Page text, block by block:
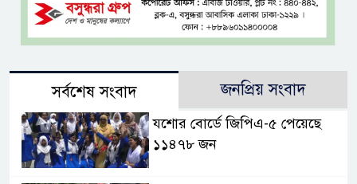
সর্বশেষ সংবাদ জনপ্রিয় সংবাদ
যশোর বোর্ডে জিপিএ-৫ পেয়েছে
১১৪৭৮ জন